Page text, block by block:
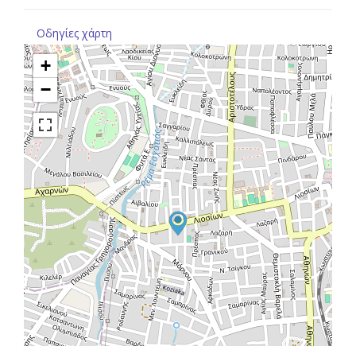
Οδηγίες χάρτη
+
−